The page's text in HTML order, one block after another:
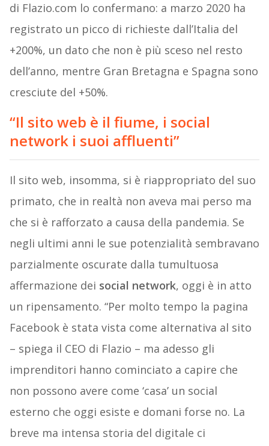
di Flazio.com lo confermano: a marzo 2020 ha
registrato un picco di richieste dall’Italia del
+200%, un dato che non è più sceso nel resto
dell’anno, mentre Gran Bretagna e Spagna sono
cresciute del +50%.
“Il sito web è il fiume, i social
network i suoi affluenti”
Il sito web, insomma, si è riappropriato del suo
primato, che in realtà non aveva mai perso ma
che si è rafforzato a causa della pandemia. Se
negli ultimi anni le sue potenzialità sembravano
parzialmente oscurate dalla tumultuosa
affermazione dei social network, oggi è in atto
un ripensamento. “Per molto tempo la pagina
Facebook è stata vista come alternativa al sito
– spiega il CEO di Flazio – ma adesso gli
imprenditori hanno cominciato a capire che
non possono avere come ‘casa’ un social
esterno che oggi esiste e domani forse no. La
breve ma intensa storia del digitale ci